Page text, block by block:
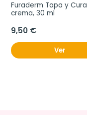
Furaderm Tapa y Cura
crema, 30 ml
9,50 €
Ver